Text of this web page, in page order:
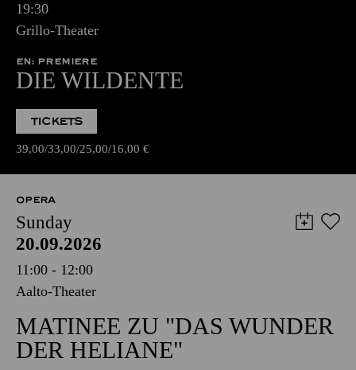
19:30
Grillo-Theater
EN: PREMIERE
DIE WILDENTE
TICKETS
39,00 33,00 25,00 16,00 €
OPERA
Sunday
20.09.2026
11:00 - 12:00
Aalto-Theater
MATINEE ZU "DAS WUNDER
DER HELIANE"